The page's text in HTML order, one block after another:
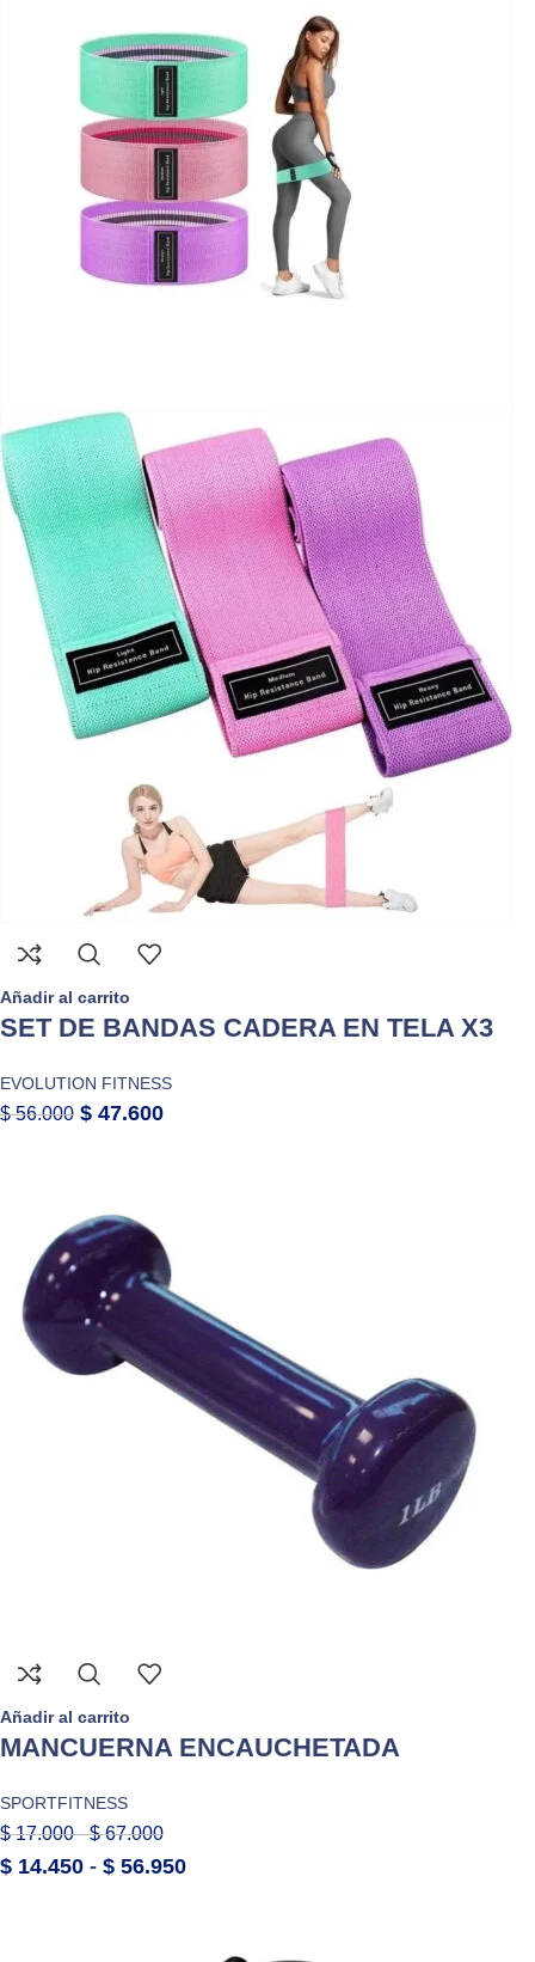
Añadir al carrito
SET DE BANDAS CADERA EN TELA X3
EVOLUTION FITNESS
$56.000 $ 47.600
Añadir al carrito
MANCUERNA ENCAUCHETADA
SPORTFITNESS
$17.000 - $67.000
$ 14.450 - $ 56.950